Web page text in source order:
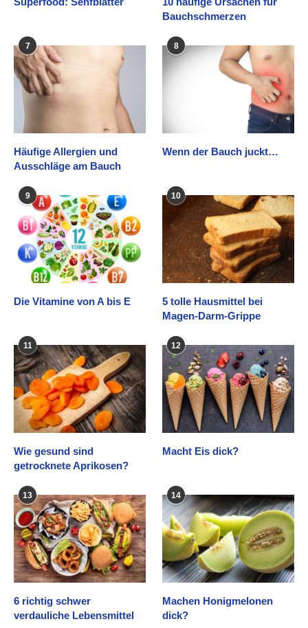
Bauchschmerzen
7
Häufige Allergien und
Ausschläge am Bauch
8
Wenn der Bauch juckt…
9
Die Vitamine von A bis E
10
5 tolle Hausmittel bei
Magen-Darm-Grippe
11
Wie gesund sind
getrocknete Aprikosen?
12
Macht Eis dick?
13
6 richtig schwer
verdauliche Lebensmittel
14
Machen Honigmelonen
dick?